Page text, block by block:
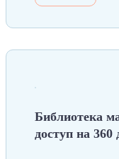
Библиотека
доступ на 360